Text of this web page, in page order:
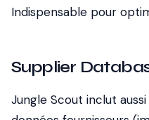
Indispensable pour
Supplier
Jungle Scout inclut